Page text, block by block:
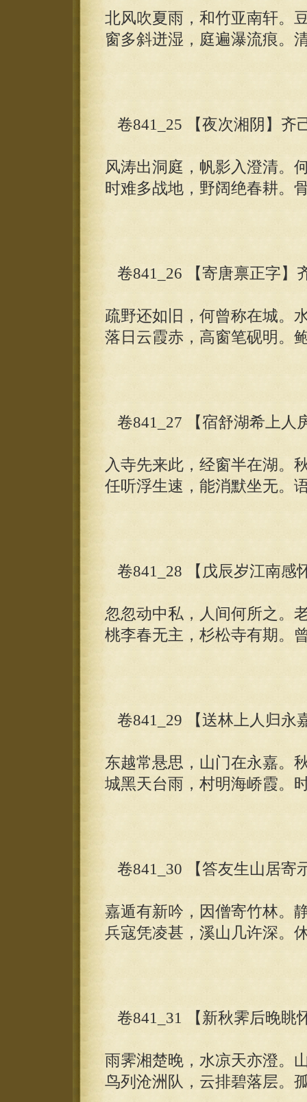
北风吹夏雨，和竹亚南轩。
窗多斜迸湿，庭遍瀑流痕。
卷841_25 【夜次湘阴】齐
风涛出洞庭，帆影入澄清。
时难多战地，野阔绝春耕。
卷841_26 【寄唐禀正字】
疏野还如旧，何曾称在城。
落日云霞赤，高窗笔砚明。
卷841_27 【宿舒湖希上人
入寺先来此，经窗半在湖。
任听浮生速，能消默坐无。
卷841_28 【戊辰岁江南感
忽忽动中私，人间何所之。
桃李春无主，杉松寺有期。
卷841_29 【送林上人归永
东越常悬思，山门在永嘉。
城黑天台雨，村明海峤霞。
卷841_30 【答友生山居寄
嘉遁有新吟，因僧寄竹林。
兵寇凭凌甚，溪山几许深。
卷841_31 【新秋霁后晚眺
雨霁湘楚晚，水凉天亦澄。
鸟列沧洲队，云排碧落层。